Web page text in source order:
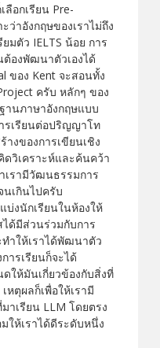
ลือกเรียน Pre-
ว่าอังกฤษของเราไม่ถึง
มตัว IELTS น้อย การ
องพัฒนาตัวเองได้
ของ Kent จะสอนทั้ง
ครับ หลักๆ ของ
านภาษาอังกฤษแบบ
รเรียนต่อปริญญาโท
างของการเขียนเชิง
ดวิเคราะห์และค้นคว้า
เรามีวัฒนธรรมการ
นเกินไปครับ
บ่งนักเรียนในห้องให้
ได้มีส่วนร่วมกับการ
ำให้เราได้พัฒนาตัว
ารเรียนก็จะได้
ให้มันเกี่ยวข้องกับสิ่งที่
หตุผลก็เพื่อให้เรามี
าเรียน LLM โดยตรง
ให้เราได้ดีระดับหนึ่ง